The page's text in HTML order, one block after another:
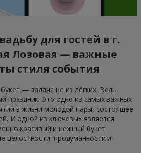
для гостей в г.
Лозовая — важные
стиля события
— задача не из лёгких. Ведь
праздник. Это одно из самых важных
в жизни молодой пары, состоящее
И одной из ключевых является
красивый и нежный букет
целостности, продуманности и